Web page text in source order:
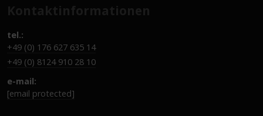
tel.:
+49 (0) 176 627 635 14
+49 (0) 8124 910 28 10
e-mail:
[email protected]